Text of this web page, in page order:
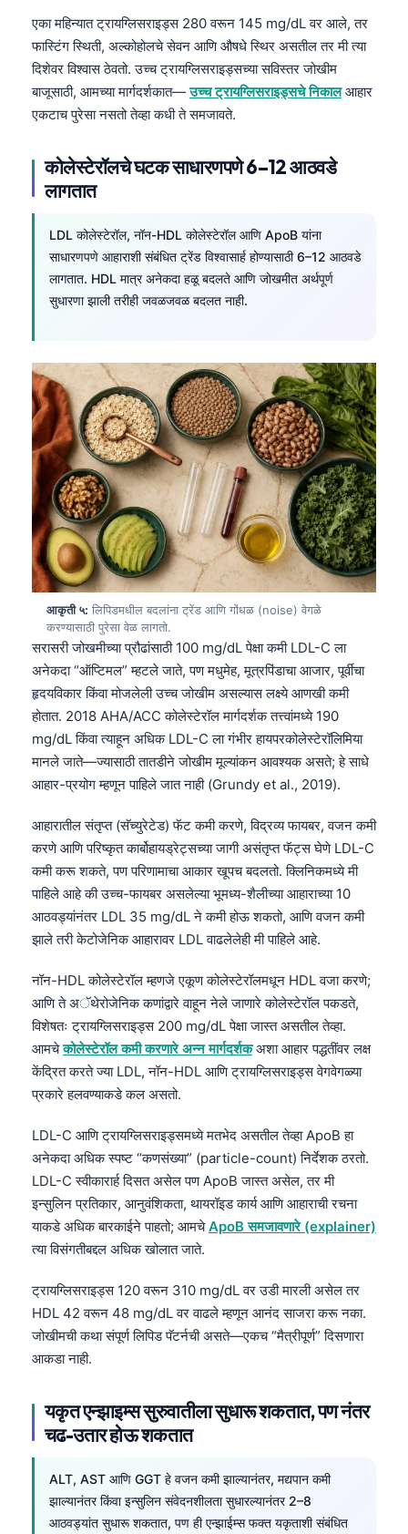
एका महिन्यात ट्रायग्लिसराइड्स 280 वरून 145 mg/dL वर आले, तर
फास्टिंग स्थिती, अल्कोहोलचे सेवन आणि औषधे स्थिर असतील तर मी त्या
दिशेवर विश्वास ठेवतो. उच्च ट्रायग्लिसराइड्सच्या सविस्तर जोखीम
बाजूसाठी, आमच्या मार्गदर्शकात—उच्च ट्रायग्लिसराइड्सचे निकालआहार
एकटाच पुरेसा नसतो तेव्हा कधी ते समजावते.
कोलेस्टेरॉलचे घटक साधारणपणे 6–12 आठवडे
लागतात
LDL कोलेस्टेरॉल, नॉन-HDL कोलेस्टेरॉल आणि ApoB यांना
साधारणपणे आहाराशी संबंधित ट्रेंड विश्वासार्ह होण्यासाठी 6–12 आठवडे
लागतात. HDL मात्र अनेकदा हळू बदलते आणि जोखमीत अर्थपूर्ण
सुधारणा झाली तरीही जवळजवळ बदलत नाही.
आकृती ५: लिपिडमधील बदलांना ट्रेंड आणि गोंधळ (noise) वेगळे
करण्यासाठी पुरेसा वेळ लागतो.
सरासरी जोखमीच्या प्रौढांसाठी 100 mg/dL पेक्षा कमी LDL-C ला
अनेकदा “ऑप्टिमल” म्हटले जाते, पण मधुमेह, मूत्रपिंडाचा आजार, पूर्वीचा
हृदयविकार किंवा मोजलेली उच्च जोखीम असल्यास लक्ष्ये आणखी कमी
होतात. 2018 AHA/ACC कोलेस्टेरॉल मार्गदर्शक तत्त्वांमध्ये 190
mg/dL किंवा त्याहून अधिक LDL-C ला गंभीर हायपरकोलेस्टेरॉलिमिया
मानले जाते—ज्यासाठी तातडीने जोखीम मूल्यांकन आवश्यक असते; हे साधे
आहार-प्रयोग म्हणून पाहिले जात नाही (Grundy et al., 2019).
आहारातील संतृप्त (सॅच्युरेटेड) फॅट कमी करणे, विद्रव्य फायबर, वजन कमी
करणे आणि परिष्कृत कार्बोहायड्रेट्सच्या जागी असंतृप्त फॅट्स घेणे LDL-C
कमी करू शकते, पण परिणामाचा आकार खूपच बदलतो. क्लिनिकमध्ये मी
पाहिले आहे की उच्च-फायबर असलेल्या भूमध्य-शैलीच्या आहाराच्या 10
आठवड्यांनंतर LDL 35 mg/dL ने कमी होऊ शकतो, आणि वजन कमी
झाले तरी केटोजेनिक आहारावर LDL वाढलेलेही मी पाहिले आहे.
नॉन-HDL कोलेस्टेरॉल म्हणजे एकूण कोलेस्टेरॉलमधून HDL वजा करणे;
आणि ते अॅथेरोजेनिक कणांद्वारे वाहून नेले जाणारे कोलेस्टेरॉल पकडते,
विशेषतः ट्रायग्लिसराइड्स 200 mg/dL पेक्षा जास्त असतील तेव्हा.
आमचेकोलेस्टेरॉल कमी करणारे अन्न मार्गदर्शकअशा आहार पद्धतींवर लक्ष
केंद्रित करते ज्या LDL, नॉन-HDL आणि ट्रायग्लिसराइड्स वेगवेगळ्या
प्रकारे हलवण्याकडे कल असतो.
LDL-C आणि ट्रायग्लिसराइड्समध्ये मतभेद असतील तेव्हा ApoB हा
अनेकदा अधिक स्पष्ट “कणसंख्या” (particle-count) निर्देशक ठरतो.
LDL-C स्वीकारार्ह दिसत असेल पण ApoB जास्त असेल, तर मी
इन्सुलिन प्रतिकार, आनुवंशिकता, थायरॉइड कार्य आणि आहाराची रचना
याकडे अधिक बारकाईने पाहतो; आमचेApoB समजावणारे (explainer)
त्या विसंगतीबद्दल अधिक खोलात जाते.
ट्रायग्लिसराइड्स 120 वरून 310 mg/dL वर उडी मारली असेल तर
HDL 42 वरून 48 mg/dL वर वाढले म्हणून आनंद साजरा करू नका.
जोखीमची कथा संपूर्ण लिपिड पॅटर्नची असते—एकच “मैत्रीपूर्ण” दिसणारा
आकडा नाही.
यकृत एन्झाइम्स सुरुवातीला सुधारू शकतात, पण नंतर
चढ-उतार होऊ शकतात
ALT, AST आणि GGT हे वजन कमी झाल्यानंतर, मद्यपान कमी
झाल्यानंतर किंवा इन्सुलिन संवेदनशीलता सुधारल्यानंतर 2–8
आठवड्यांत सुधारू शकतात, पण ही एन्झाईम्स फक्त यकृताशी संबंधित